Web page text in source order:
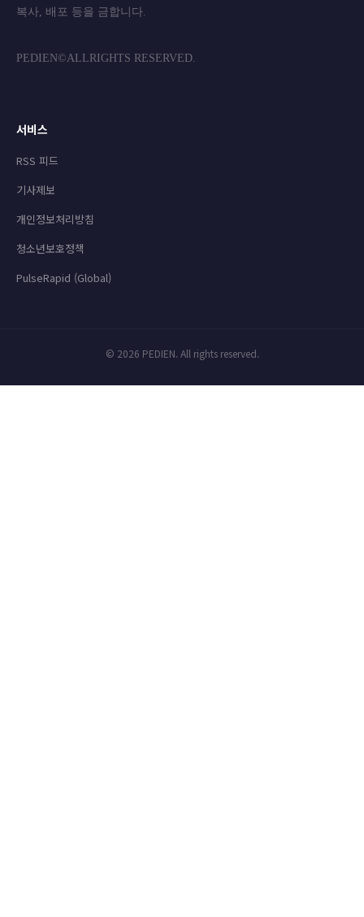
복사, 배포 등을 금합니
PEDIEN©ALLRIGHTS RESERVED.
서비스
RSS 피드
기사제보
개인정보처리방침
청소년보호정책
PulseRapid (Global)
© 2026 PEDIEN. All rights reserved.